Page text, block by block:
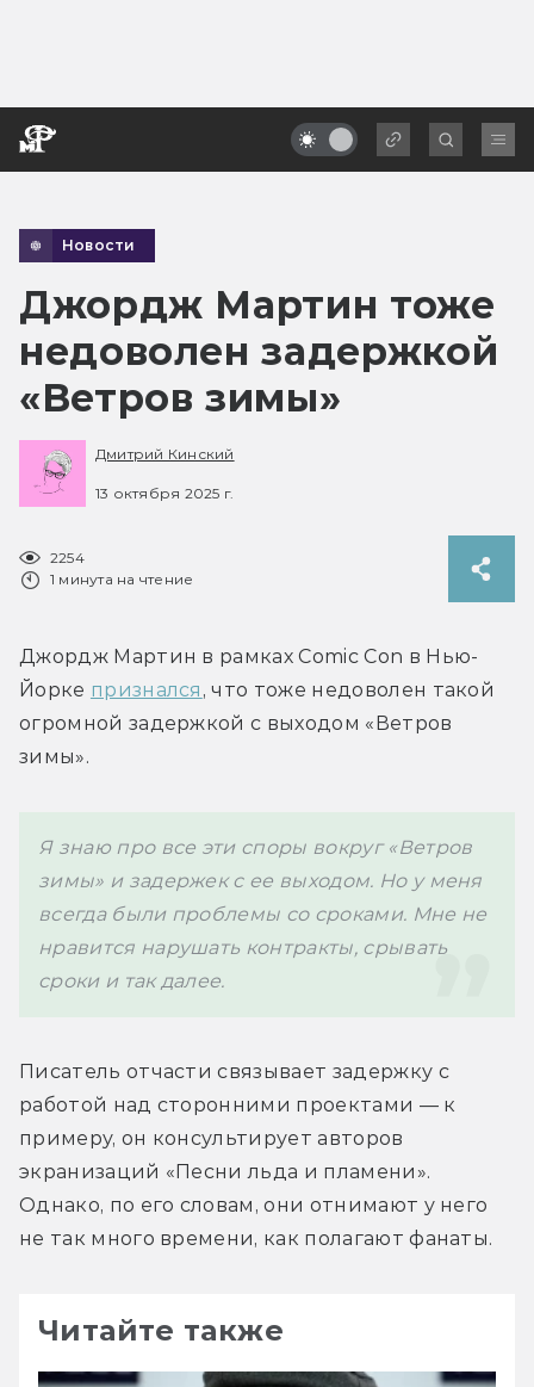
Новости
Джордж Мартин тоже
недоволен задержкой
«Ветров зимы»
Дмитрий Кинский
13 октября 2025 г.
2254
1 минута на чтение
Джордж Мартин в рамках Comic Con в Нью-
Йорке признался , что тоже недоволен такой
огромной задержкой с выходом «Ветров
зимы».
Я знаю про все эти споры вокруг «Ветров
зимы» и задержек с ее выходом. Но у меня
всегда были проблемы со сроками. Мне не
нравится нарушать контракты, срывать
сроки и так далее.
Писатель отчасти связывает задержку с
работой над сторонними проектами — к
примеру, он консультирует авторов
экранизаций «Песни льда и пламени».
Однако, по его словам, они отнимают у него
не так много времени, как полагают фанаты.
Читайте также